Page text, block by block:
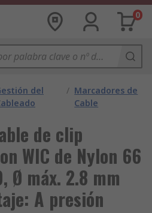
0
del
/ Marcadores de
Cable
de clip
WIC de Nylon 66
Ø máx. 2.8 mm
A presión